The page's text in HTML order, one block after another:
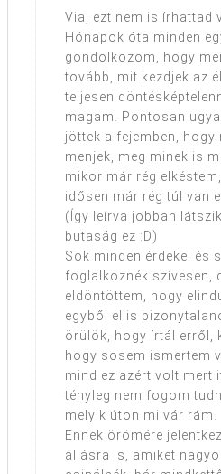
Via, ezt nem is írhattad
Hónapok óta minden
gondolkozom, hogy
tovább, mit kezdjek az
teljesen
magam. Pontosan
jöttek a fejemben, hogy
menjek, meg minek is
mikor már rég
idősen már rég túl van
(Így leírva jobban
butaság ez :D)
Sok minden érdekel és
foglalkoznék szívesen,
eldöntöttem, hogy
egyből el is
örülök, hogy írtál erről,
hogy sosem ismertem
mind ez azért volt mert
tényleg nem fogom
melyik úton mi vár rám.
Ennek örömére
állásra is, amiket